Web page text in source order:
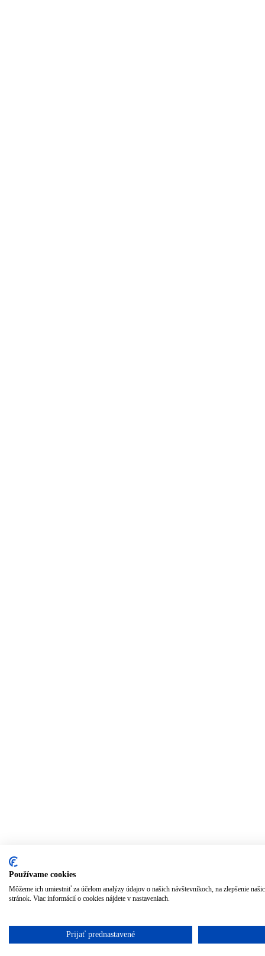
Používame cookies
Môžeme ich umiestniť za účelom analýzy údajov o našich návštevníkoch, na zlepšenie
stránok. Viac informácií o cookies nájdete v nastaveniach.
Prijať prednastavené